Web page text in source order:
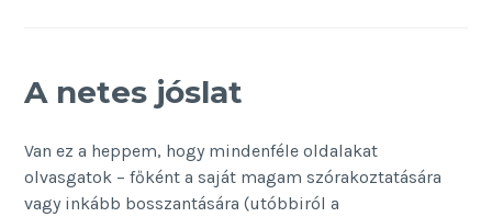
A netes jóslat
Van ez a heppem, hogy mindenféle oldalakat
olvasgatok – főként a saját magam szórakoztatására
vagy inkább bosszantására (utóbbiról a